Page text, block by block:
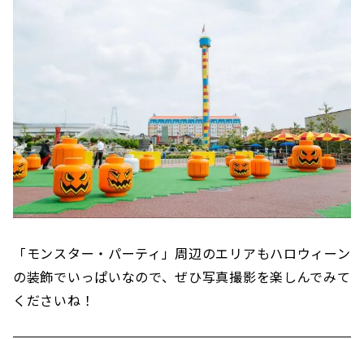
「モンスター・パーティ」周辺のエリアもハロウィーン
の装飾でいっぱいなので、ぜひ写真撮影を楽しんでみて
くださいね！